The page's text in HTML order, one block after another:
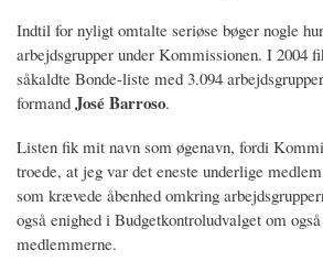
Indtil for nyligt omtalte seriøse bøger nogle
arbejdsgrupper under Kommissionen. I 2004
såkaldte Bonde-liste med 3.094
formand José Barroso.
Listen fik mit navn som øgenavn, fordi
troede, at jeg var det eneste underlige
som krævede åbenhed omkring
også enighed i Budgetkontroludvalget om
medlemmerne.